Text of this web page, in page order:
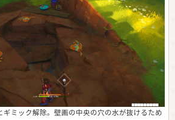
ギミック解除。壁画の中央の穴の水が抜けるため